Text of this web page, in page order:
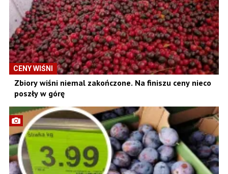
CENY WIŚNI
Zbiory wiśni niemal zakończone. Na finiszu ceny nieco
poszły w górę